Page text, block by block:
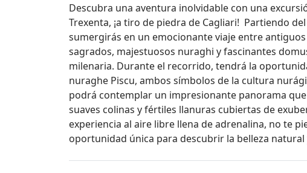
Descubra una aventura inolvidable con una
Trexenta, ¡a tiro de piedra de Cagliari! Partiendo
sumergirás en un emocionante viaje entre
sagrados, majestuosos nuraghi y fascinantes
milenaria. Durante el recorrido, tendrá la
nuraghe Piscu, ambos símbolos de la cultura
podrá contemplar un impresionante panorama
suaves colinas y fértiles llanuras cubiertas de
experiencia al aire libre llena de adrenalina, no te
oportunidad única para descubrir la belleza natural